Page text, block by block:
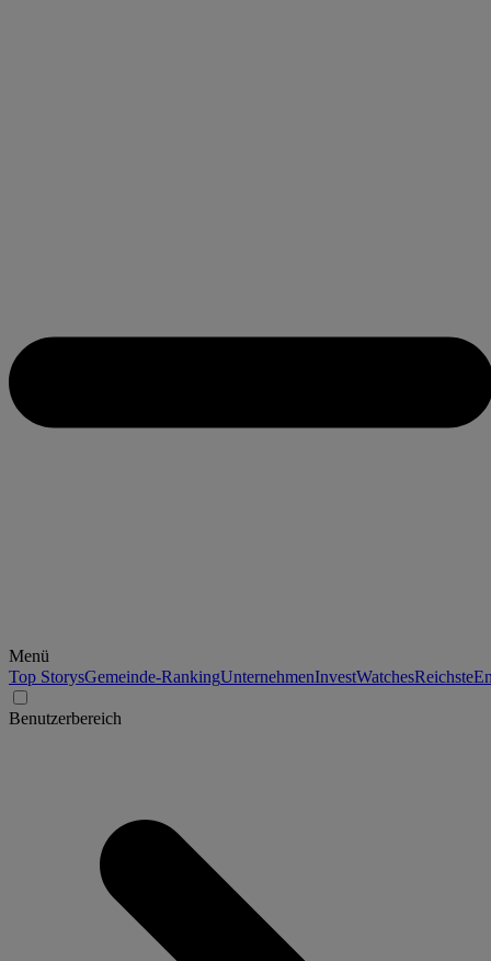
Menü
Top StorysGemeinde-RankingUnternehmenInvestWatchesReichste
Benutzerbereich